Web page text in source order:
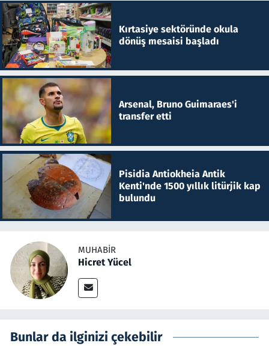
Kırtasiye sektöründe okula
dönüş mesaisi başladı
Arsenal, Bruno Guimaraes'i
transfer etti
Pisidia Antiokheia Antik
Kenti'nde 1500 yıllık litürjik kap
bulundu
MUHABIR
Hicret Yücel
Bunlar da ilginizi çekebilir